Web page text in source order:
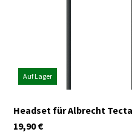
Auf Lager
Headset für Albrecht
€
19,90